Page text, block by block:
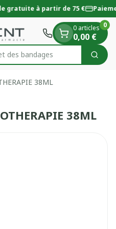
gratuite à partir de 75 €
des bandages
0 articles
0,00 €
0
38ML
38ML